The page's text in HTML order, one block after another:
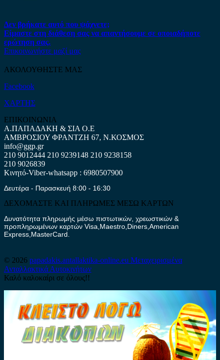
Δεν βρήκατε αυτό που ψάχνετε;
Είμαστε στη διάθεση σας να απαντήσουμε σε οποιαδήποτε
ερώτηση σας.
Επικοινωνήστε μαζί μας
ΑΚΟΛΟΥΘΗΣΤΕ ΜΑΣ
Facebook
ΧΑΡΤΗΣ
ΕΠΙΚΟΙΝΩΝΙΑ
Α.ΠΑΠΑΔΑΚΗ & ΣΙΑ Ο.Ε
ΑΜΒΡΟΣΙΟΥ ΦΡΑΝΤΖΗ 67, Ν.ΚΟΣΜΟΣ
info@ggp.gr
210 9012444 210 9239148 210 9238158
210 9026839
Κινητό-Viber-whatsapp : 6980507900
Δευτέρα - Παρασκευή 8:00 - 16:30
ΔΕΧΟΜΑΣΤΕ ΚΑΙ ΠΛΗΡΩΜΕΣ ΜΕΣΩ ΚΑΡΤΩΝ
Δυνατότητα πληρωμής μέσω πιστωτικών, χρεωστικών &
προπληρωμένων καρτών Visa,Maestro,Diners,American
Express,MasterCard.
© 2026 papadakis.antallaktika-online.eu Μεταχειρισμένα
Ανταλλακτικά Αυτοκινήτων
Καλό καλοκαίρι σε όλους!!